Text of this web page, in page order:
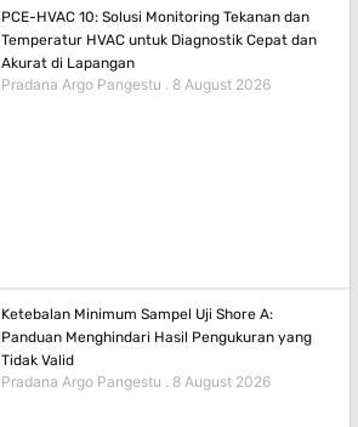
PCE-HVAC 10: Solusi Monitoring Tekanan dan
Temperatur HVAC untuk Diagnostik Cepat dan
Akurat di Lapangan
Pradana Argo Pangestu 8 August 2026
Ketebalan Minimum Sampel Uji Shore A:
Panduan Menghindari Hasil Pengukuran yang
Tidak Valid
Pradana Argo Pangestu 8 August 2026